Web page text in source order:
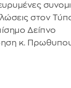
στον
Δείπνο
κ.